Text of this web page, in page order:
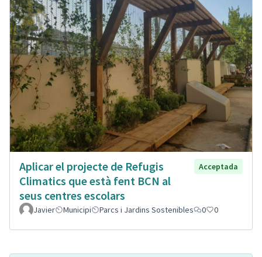
Aplicar el projecte de Refugis
Climatics que està fent BCN al
seus centres escolars
Acceptada
Javier Municipi Parcs i Jardins Sostenibles 0 0